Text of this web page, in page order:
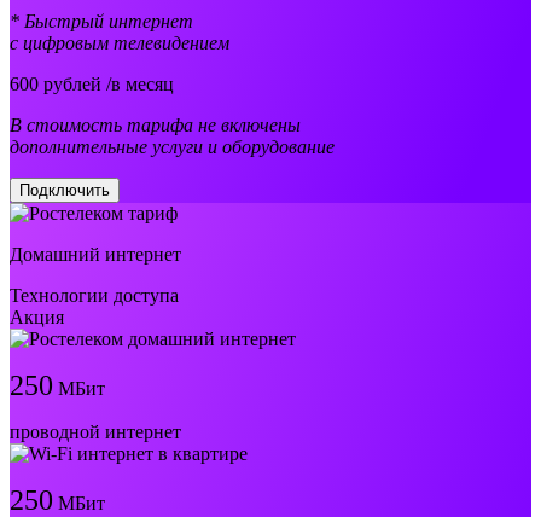
* Быстрый интернет
с цифровым телевидением
600 рублей /в месяц
В стоимость тарифа не включены
дополнительные услуги и оборудование
Подключить
Домашний интернет
Технологии доступа
Акция
250 МБит
проводной интернет
250 МБит